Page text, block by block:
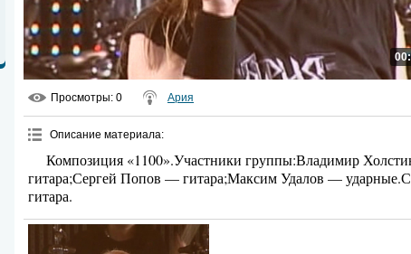
Просмотры: 0 Ария
Описание материала:
Композиция «1100».Участники группы:Владимир
гитара;Сергей Попов — гитара;Максим Удалов —
гитара.